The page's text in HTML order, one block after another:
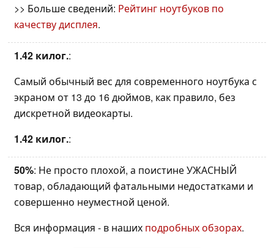
>> Больше сведений: Рейтинг ноутбуков по
качеству дисплея.
1.42 килог.:
Самый обычный вес для современного ноутбука с
экраном от 13 до 16 дюймов, как правило, без
дискретной видеокарты.
1.42 килог.:
50%: Не просто плохой, а поистине УЖАСНЫЙ
товар, обладающий фатальными недостатками и
совершенно неуместной ценой.
Вся информация - в наших подробных обзорах.